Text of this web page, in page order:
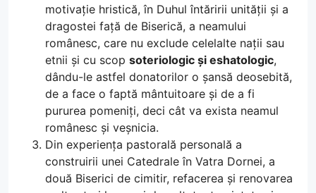
motivație hristică, în Duhul întăririi unității și a
dragostei față de Biserică, a neamului
românesc, care nu exclude celelalte nații sau
etnii și cu scop soteriologic și eshatologic,
dându-le astfel donatorilor o șansă deosebită,
de a face o faptă mântuitoare și de a fi
pururea pomeniți, deci cât va exista neamul
românesc și veșnicia.
Din experiența pastorală personală a
construirii unei Catedrale în Vatra Dornei, a
două Biserici de cimitir, refacerea și renovarea